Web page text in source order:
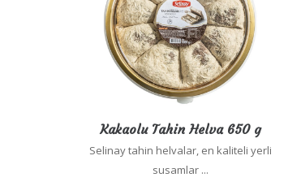
Kakaolu Tahin Helva 650 g
Selinay tahin helvalar, en kaliteli yerli
susamlar ...